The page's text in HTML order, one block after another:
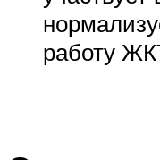
работу